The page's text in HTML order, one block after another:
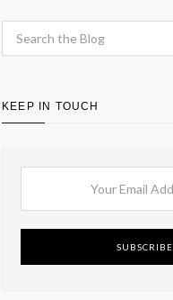
KEEP IN TOUCH
SUBSCRIBE